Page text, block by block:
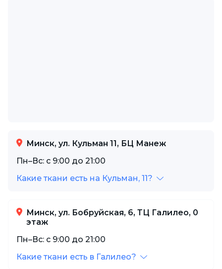
Минск, ул. Кульман 11, БЦ Манеж
Пн–Вс: с 9:00 до 21:00
Какие ткани есть на Кульман, 11?
Минск, ул. Бобруйская, 6, ТЦ Галилео, 0
этаж
Пн–Вс: с 9:00 до 21:00
Какие ткани есть в Галилео?